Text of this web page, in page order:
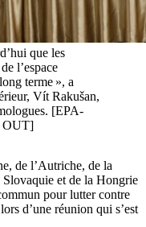
que les
l’espace
terme », a
Vít Rakušan,
[EPA-
OUT]
de l’Autriche, de la
et de la Hongrie
pour lutter contre
d’une réunion qui s’est